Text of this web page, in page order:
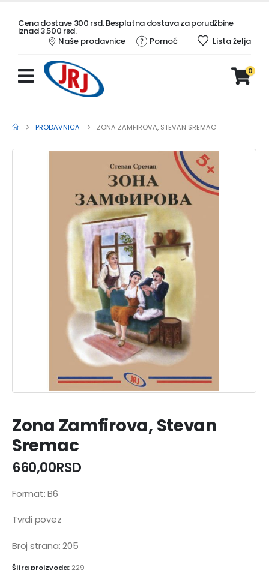
Cena dostave 300 rsd. Besplatna dostava za porudžbine
iznad 3.500 rsd.
Naše prodavnice
Pomoć Lista želja
0
PRODAVNICA ZONA ZAMFIROVA, STEVAN SREMAC
Zona Zamfirova, Stevan
Sremac
660,00RSD
Format: B6
Tvrdi povez
Broj strana: 205
Šifra proizvoda: 229